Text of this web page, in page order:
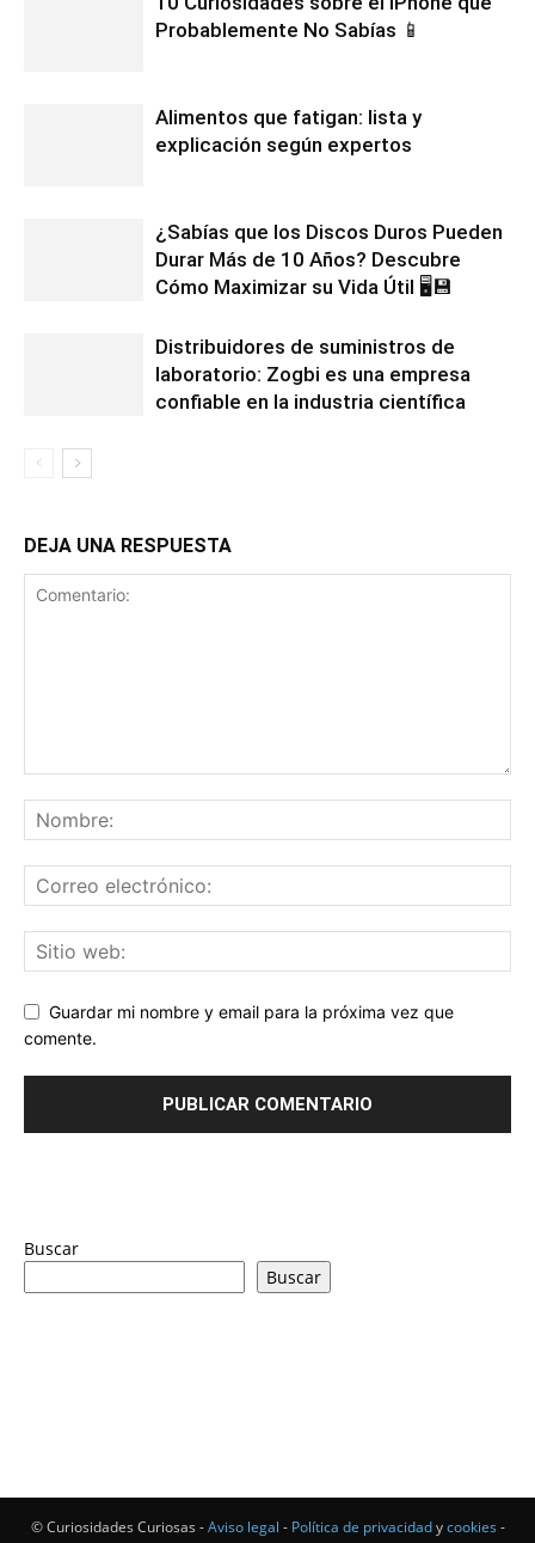
Probablemente No Sabías 📱
Alimentos que fatigan: lista y
explicación según expertos
¿Sabías que los Discos Duros Pueden
Durar Más de 10 Años? Descubre
Cómo Maximizar su Vida Útil 🖥️💾
Distribuidores de suministros de
laboratorio: Zogbi es una empresa
confiable en la industria científica
DEJA UNA RESPUESTA
Guardar mi nombre y email para la próxima vez que
comente.
Buscar
Buscar
© Curiosidades Curiosas -Aviso legal - Política de privacidadycookies -